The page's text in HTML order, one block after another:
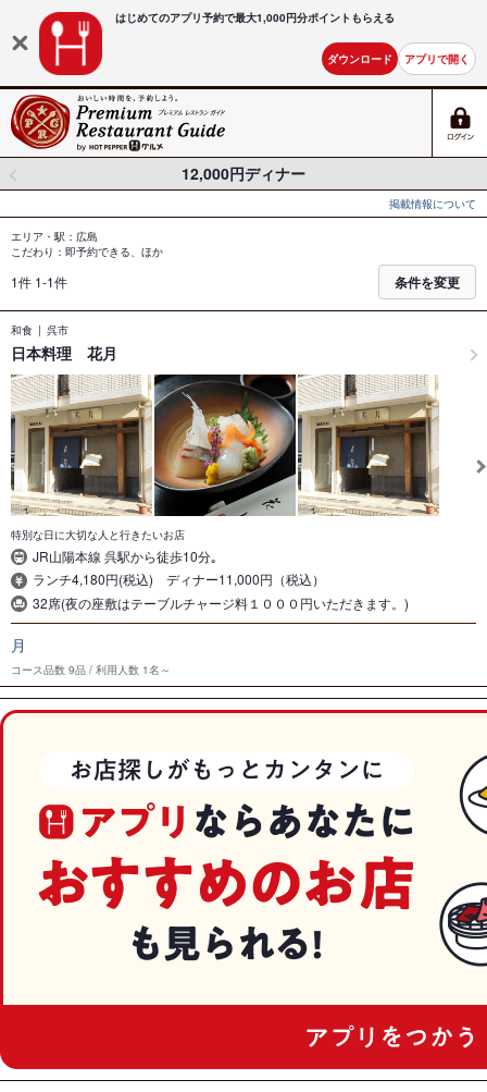
はじめてのアプリ予約で最大1,000円分ポイントもらえる
ダウンロード アプリで開く
12,000円ディナー
掲載情報について
エリア・駅：広島
こだわり：即予約できる、ほか
1件 1-1件 条件を変更
和食 呉市
日本料理 花月
特別な日に大切な人と行きたいお店
JR山陽本線 呉駅から徒歩10分｡
ランチ4,180円(税込) ディナー11,000円（税込）
32席(夜の座敷はテーブルチャージ料１０００円いただきます。)
月
コース品数 9品 利用人数 1名～